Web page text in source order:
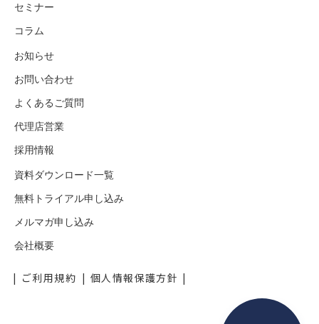
セミナー
コラム
お知らせ
お問い合わせ
よくあるご質問
代理店営業
採用情報
資料ダウンロード一覧
無料トライアル申し込み
メルマガ申し込み
会社概要
ご利用規約 個人情報保護方針